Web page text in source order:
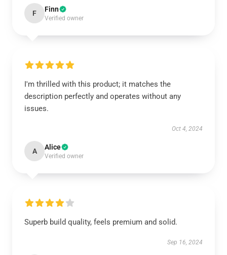
F Finn
Verified owner
I'm thrilled with this product; it matches the
description perfectly and operates without any
issues.
Oct 4, 2024
A Alice
Verified owner
Superb build quality, feels premium and solid.
Sep 16, 2024